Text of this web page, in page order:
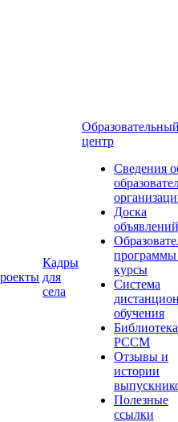
Кадры
для
села
центр
Сведения
Доска
объявлений
курсы
Система
обучения
Библиотека
РССМ
Отзывы и
истории
Полезные
ссылки